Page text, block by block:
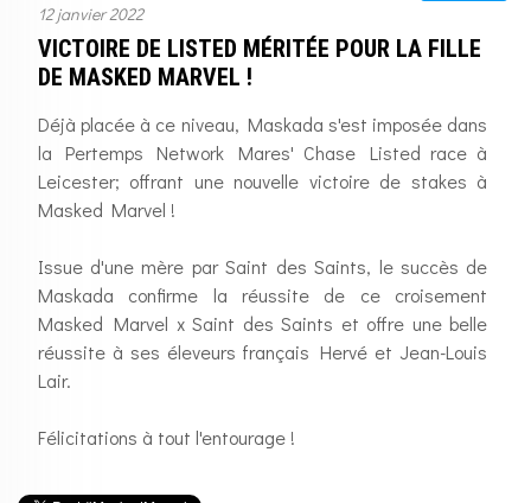
12 janvier 2022
VICTOIRE DE LISTED MÉRITÉE POUR LA FILLE
DE MASKED MARVEL !
Déjà placée à ce niveau, Maskada s'est imposée dans
la Pertemps Network Mares' Chase Listed race à
Leicester; offrant une nouvelle victoire de stakes à
Masked Marvel !
Issue d'une mère par Saint des Saints, le succès de
Maskada confirme la réussite de ce croisement
Masked Marvel x Saint des Saints et offre une belle
réussite à ses éleveurs français Hervé et Jean-Louis
Lair.
Félicitations à tout l'entourage !